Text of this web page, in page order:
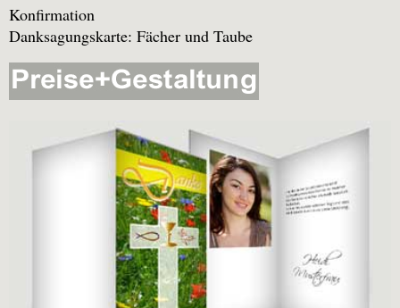
Konfirmation
Danksagungskarte: Fächer und Taube